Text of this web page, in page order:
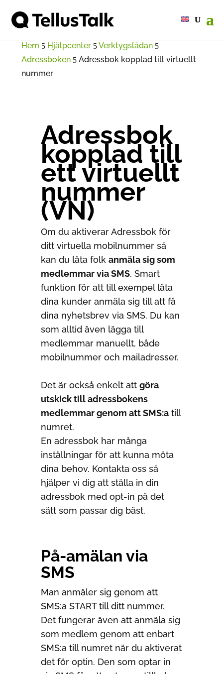
Hem 5 Hjälpcenter 5Verktygslådan 5
Adressboken 5 Adressbok kopplad till virtuellt
nummer
Adressbok
kopplad till
ett virtuellt
nummer
(VN)
Om du aktiverar Adressbok för
ditt virtuella mobilnummer så
kan du låta folkanmäla sig som
medlemmar via SMS. Smart
funktion för att till exempel låta
dina kunder anmäla sig till att få
dina nyhetsbrev via SMS. Du kan
som alltid även lägga till
medlemmar manuellt, både
mobilnummer och mailadresser.
Det är också enkelt attgöra
utskick till adressbokens
medlemmar genom att SMS:a till
numret.
En adressbok har många
inställningar för att kunna möta
dina behov. Kontakta oss så
hjälper vi dig att ställa in din
adressbok med opt-in på det
sätt som passar dig bäst.
På-amälan via
SMS
Man anmäler sig genom att
SMS:a START till ditt nummer.
Det fungerar även att anmäla sig
som medlem genom att enbart
SMS:a till numret när du aktiverat
det för optin. Den som optar in